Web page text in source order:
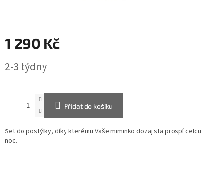
1 290 Kč
cena:
2-3 týdny
Přidat do košíku
Set do postýlky, díky kterému Vaše miminko dozajista prospí celou
noc.